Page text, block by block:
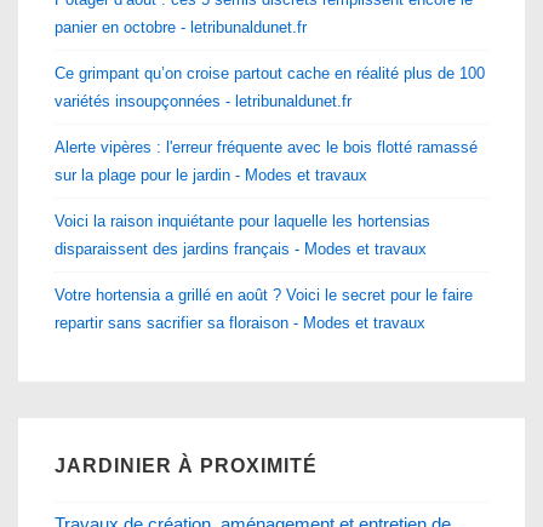
panier en octobre - letribunaldunet.fr
Ce grimpant qu’on croise partout cache en réalité plus de 100
variétés insoupçonnées - letribunaldunet.fr
Alerte vipères : l'erreur fréquente avec le bois flotté ramassé
sur la plage pour le jardin - Modes et travaux
Voici la raison inquiétante pour laquelle les hortensias
disparaissent des jardins français - Modes et travaux
Votre hortensia a grillé en août ? Voici le secret pour le faire
repartir sans sacrifier sa floraison - Modes et travaux
JARDINIER À PROXIMITÉ